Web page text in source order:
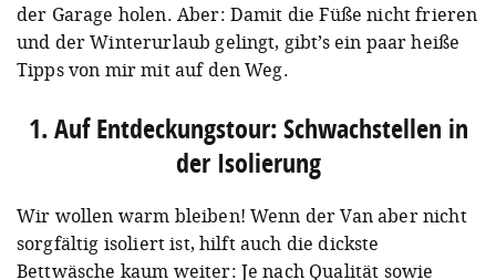
der Garage holen. Aber: Damit die Füße nicht frieren
und der Winterurlaub gelingt, gibt’s ein paar heiße
Tipps von mir mit auf den Weg.
1. Auf Entdeckungstour: Schwachstellen in
der Isolierung
Wir wollen warm bleiben! Wenn der Van aber nicht
sorgfältig isoliert ist, hilft auch die dickste
Bettwäsche kaum weiter: Je nach Qualität sowie